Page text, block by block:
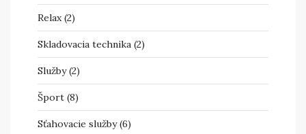
Relax(2)
Skladovacia technika (2)
Služby(2)
Šport (8)
Sťahovacie služby(6)